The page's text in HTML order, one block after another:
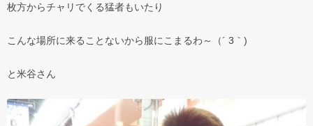
枚方からチャリでくる猛者もいたり
こんな場所に来ることないから服にこまるわ～（´ 3｀)
と米谷さん